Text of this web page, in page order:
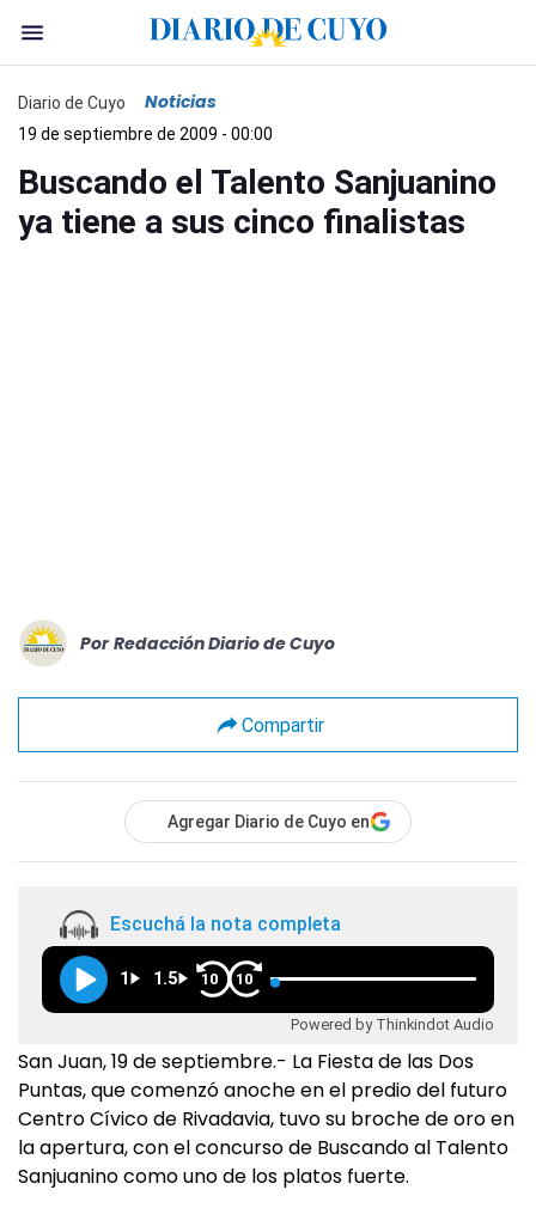
Diario de Cuyo Noticias
19 de septiembre de 2009 - 00:00
Buscando el Talento Sanjuanino
ya tiene a sus cinco finalistas
Por Redacción Diario de Cuyo
Compartir
Agregar Diario de Cuyo en
Escuchá la nota completa
1 1.5 10 10
Powered by Thinkindot Audio
San Juan, 19 de septiembre.- La Fiesta de las Dos
Puntas, que comenzó anoche en el predio del futuro
Centro Cívico de Rivadavia, tuvo su broche de oro en
la apertura, con el concurso de Buscando al Talento
Sanjuanino como uno de los platos fuerte.